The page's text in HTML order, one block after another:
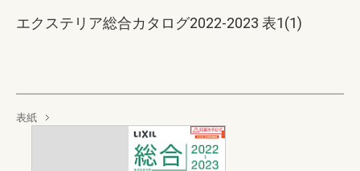
エクステリア総合カタログ2022-2023 表1(1)
表紙